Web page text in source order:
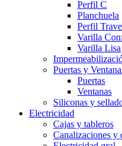
Perfil C
Planchuela
Perfil
Varilla
Varilla Lisa
Puertas y
Puertas
Ventanas
Siliconas y
Electricidad
Cajas y tableros
Canalizaciones y